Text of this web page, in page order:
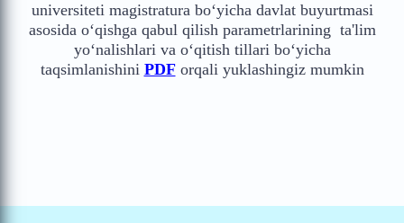
universiteti magistratura bo‘yicha davlat buyurtmasi
asosida o‘qishga qabul qilish parametrlarining ta'lim
yo‘nalishlari va o‘qitish tillari bo‘yicha
taqsimlanishini PDForqali yuklashingiz mumkin